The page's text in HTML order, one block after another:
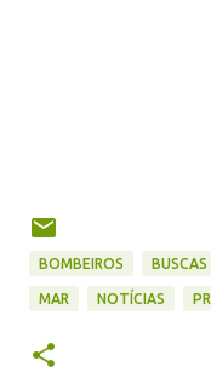
BOMBEIROS BUSCAS
MAR NOTÍCIAS